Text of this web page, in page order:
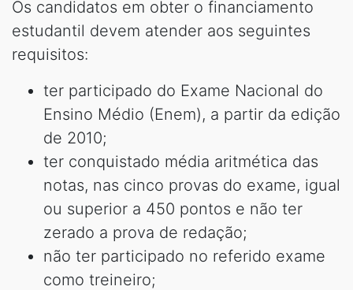
Os candidatos em obter o financiamento
estudantil devem atender aos seguintes
requisitos:
ter participado do Exame Nacional do
Ensino Médio (Enem), a partir da edição
de 2010;
ter conquistado média aritmética das
notas, nas cinco provas do exame, igual
ou superior a 450 pontos e não ter
zerado a prova de redação;
não ter participado no referido exame
como treineiro;